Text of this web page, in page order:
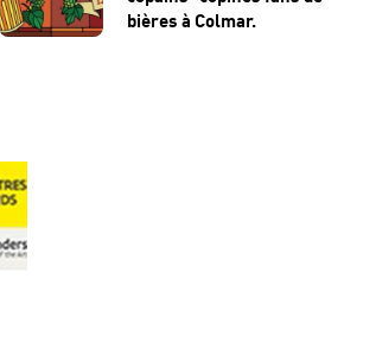
bières à Colmar.